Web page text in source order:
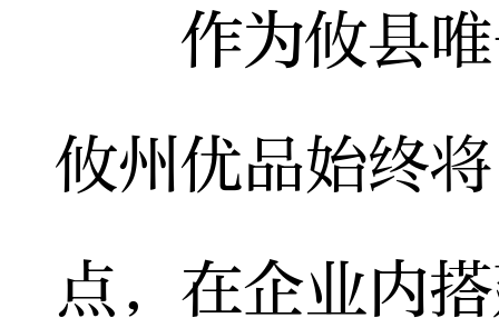
作为攸县唯
攸州优品始终
点，在企业内